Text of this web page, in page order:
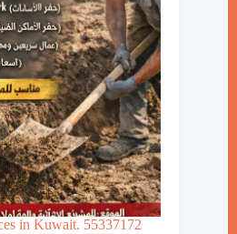
in Kuwait. 55337172